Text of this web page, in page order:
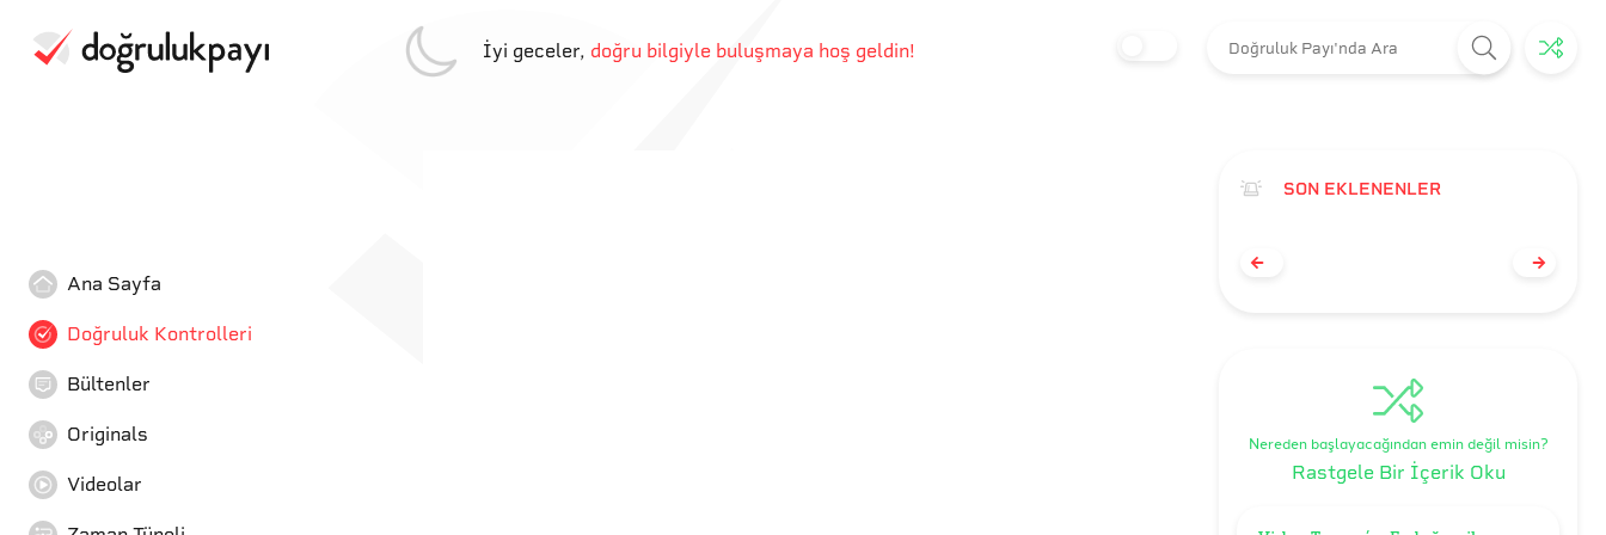
İyi geceler, doğru bilgiyle buluşmaya hoş geldin!
Ana Sayfa
Doğruluk Kontrolleri
Bültenler
Originals
Videolar
SON EKLENENLER
Nereden başlayacağından emin değil misin?
Rastgele Bir İçerik Oku